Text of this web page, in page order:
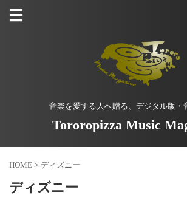
音楽を愛する人へ贈る、デジタル版・
Tororopizza Music
HOME > ディズニー
ディズニー